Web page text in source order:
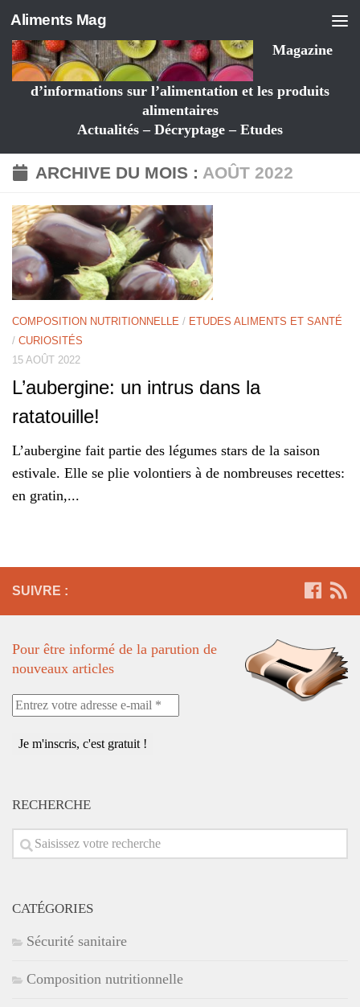
Aliments Mag
Magazine
d’informations sur l’alimentation et les produits
alimentaires
Actualités – Décryptage – Etudes
ARCHIVE DU MOIS : AOÛT 2022
COMPOSITION NUTRITIONNELLE / ETUDES ALIMENTS ET SANTÉ
/ CURIOSITÉS
15 AOÛT 2022
L’aubergine: un intrus dans la
ratatouille!
L’aubergine fait partie des légumes stars de la saison
estivale. Elle se plie volontiers à de nombreuses recettes:
en gratin,...
SUIVRE :
Pour être informé de la parution de
nouveaux articles
Entrez
votre
adresse
RECHERCHE
CATÉGORIES
Sécurité sanitaire
Composition nutritionnelle